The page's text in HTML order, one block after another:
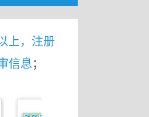
上，注册
信息；